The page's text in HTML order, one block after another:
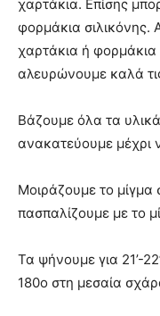
χαρτάκια. Επίσης
φορμάκια σιλικόνης.
χαρτάκια ή φορμάκια
αλευρώνουμε καλά
Βάζουμε όλα τα
ανακατεύουμε μέχρι
Μοιράζουμε το μίγμα
πασπαλίζουμε με το
Τα ψήνουμε για 21’-
180ο στη μεσαία